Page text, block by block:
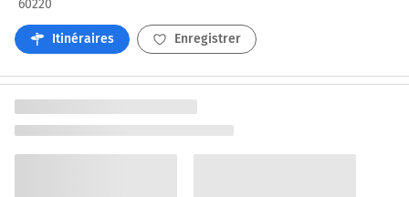
60220
Itinéraires Enregistrer